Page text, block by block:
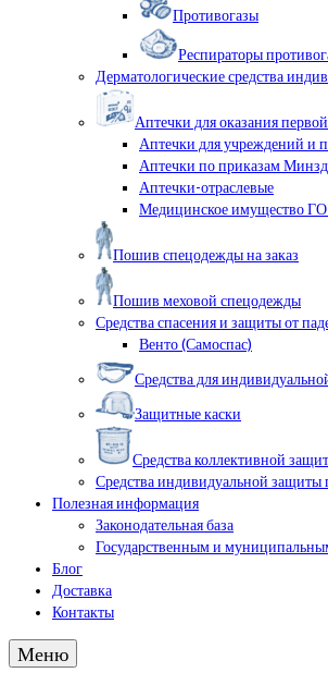
Противогазы
Респираторы
Дерматологические средства
Аптечки для оказания
Аптечки для учреждений и
Аптечки по приказам
Аптечки-отраслевые
Медицинское имущество
Пошив спецодежды на заказ
Пошив меховой спецодежды
Средства спасения и защиты от
Венто (Самоспас)
Средства для
Защитные каски
Средства коллективной
Средства индивидуальной защиты
Полезная информация
Законодательная база
Государственным и
Блог
Доставка
Контакты
Меню